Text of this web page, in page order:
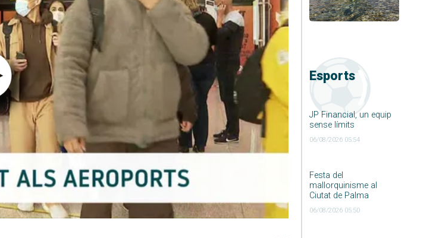
Esports
JP Financial, un equip
sense límits
06/08/2026 05:54
Festa del
mallorquinisme al
Ciutat de Palma
06/08/2026 05:50